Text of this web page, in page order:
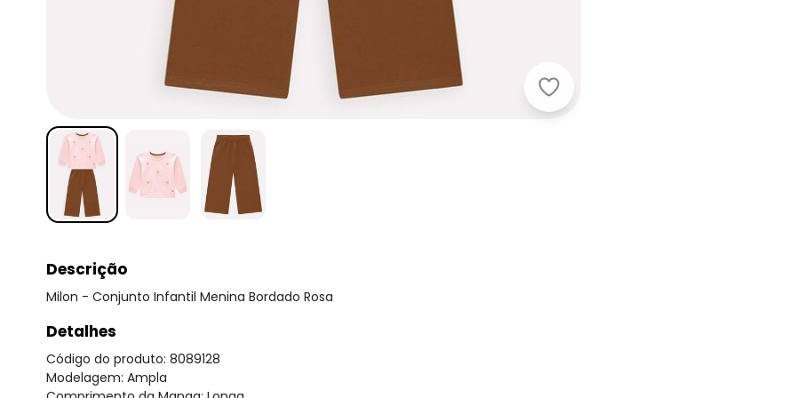
Milon - Conjunto Infantil Menina
Descrição
Milon - Conjunto Infantil Menina Bordado Rosa
Detalhes
Código do produto: 8089128
Modelagem: Ampla